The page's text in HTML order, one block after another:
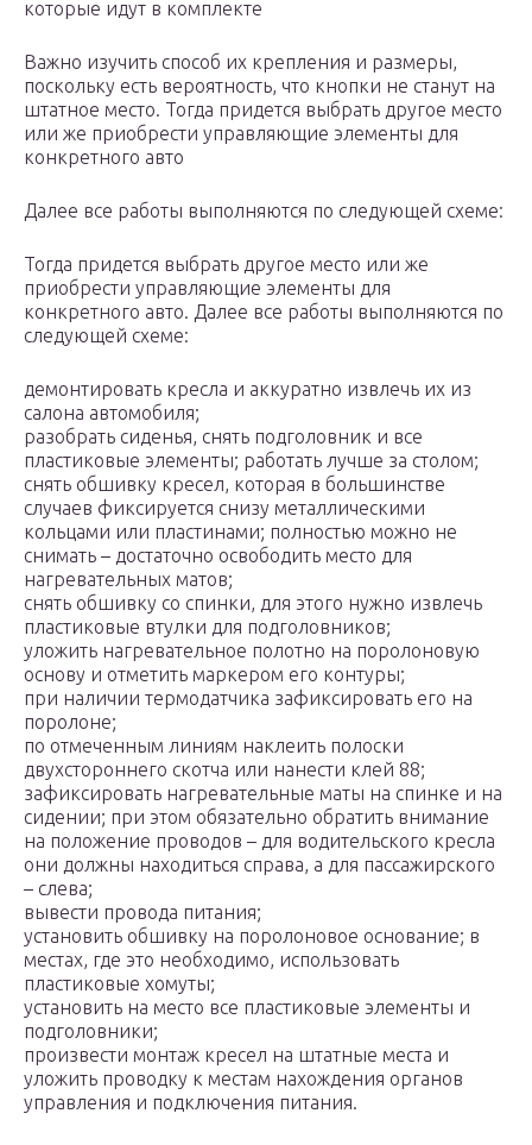
которые идут в комплекте
Важно изучить способ их крепления и размеры,
поскольку есть вероятность, что кнопки не станут на
штатное место. Тогда придется выбрать другое место
или же приобрести управляющие элементы для
конкретного авто
Далее все работы выполняются по следующей схеме:
Тогда придется выбрать другое место или же
приобрести управляющие элементы для
конкретного авто. Далее все работы выполняются по
следующей схеме:
демонтировать кресла и аккуратно извлечь их из
салона автомобиля;
разобрать сиденья, снять подголовник и все
пластиковые элементы; работать лучше за столом;
снять обшивку кресел, которая в большинстве
случаев фиксируется снизу металлическими
кольцами или пластинами; полностью можно не
снимать – достаточно освободить место для
нагревательных матов;
снять обшивку со спинки, для этого нужно извлечь
пластиковые втулки для подголовников;
уложить нагревательное полотно на поролоновую
основу и отметить маркером его контуры;
при наличии термодатчика зафиксировать его на
поролоне;
по отмеченным линиям наклеить полоски
двухстороннего скотча или нанести клей 88;
зафиксировать нагревательные маты на спинке и на
сидении; при этом обязательно обратить внимание
на положение проводов – для водительского кресла
они должны находиться справа, а для пассажирского
– слева;
вывести провода питания;
установить обшивку на поролоновое основание; в
местах, где это необходимо, использовать
пластиковые хомуты;
установить на место все пластиковые элементы и
подголовники;
произвести монтаж кресел на штатные места и
уложить проводку к местам нахождения органов
управления и подключения питания.